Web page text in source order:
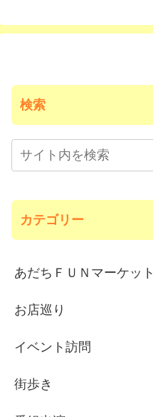
検索
カテゴリー
あだちＦＵＮマーケット
お店巡り
イベント訪問
街歩き